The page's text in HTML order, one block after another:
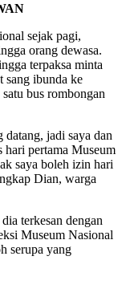
sejak pagi,
orang dewasa.
terpaksa minta
sang ibunda ke
bus rombongan
jadi saya dan
hari pertama Museum
saya boleh izin hari
Dian, warga
terkesan dengan
Museum Nasional
serupa yang